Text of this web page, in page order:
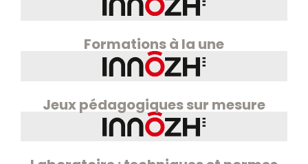
Formations à la une
Jeux pédagogiques sur mesure